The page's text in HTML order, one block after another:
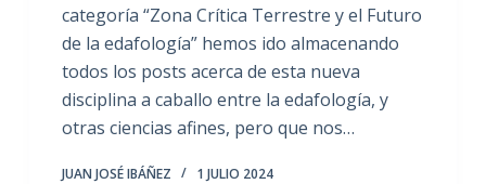
categoría “Zona Crítica Terrestre y el Futuro
de la edafología” hemos ido almacenando
todos los posts acerca de esta nueva
disciplina a caballo entre la edafología, y
otras ciencias afines, pero que nos…
JUAN JOSÉ IBÁÑEZ 1 JULIO 2024